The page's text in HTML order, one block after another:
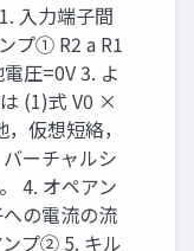
入力端子間
プ① R2 a R1
圧=0V 3. よ
(1)式 V0 ×
仮想短絡，
ーチャルシ
4. オペアン
の電流の流
プ② 5. キル